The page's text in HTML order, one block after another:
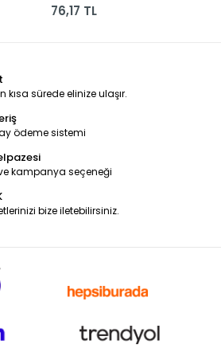
76,17 TL
kısa sürede elinize ulaşır.
ödeme sistemi
kampanya seçeneği
bize iletebilirsiniz.